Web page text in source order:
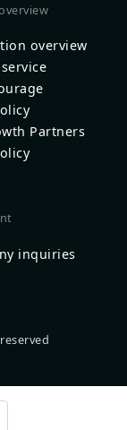
overview
Partners
inquiries